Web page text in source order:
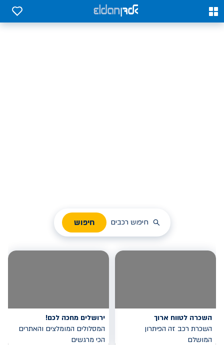
0
0
חיפוש רכבים חיפוש
השכרה לטווח ארוך
השכרת רכב זה הפיתרון
המושלם
ירושלים מחכה לכם!
המסלולים המומלצים והאתרים
הכי מרגשים